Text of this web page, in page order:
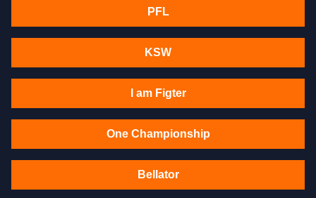
PFL
KSW
I am Figter
One Championship
Bellator